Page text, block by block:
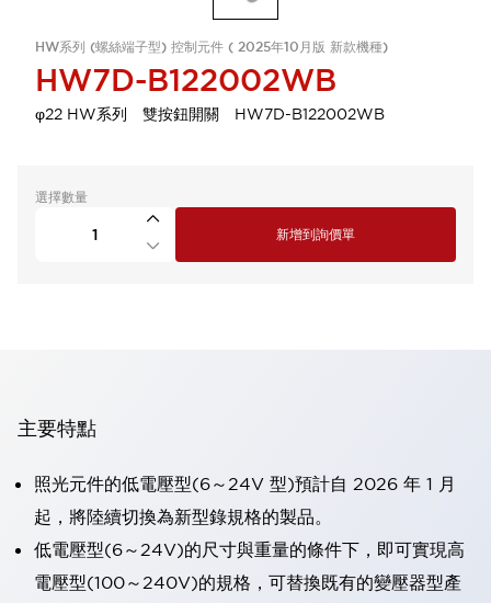
HW系列 (螺絲端子型) 控制元件 ( 2025年10月版 新款機種)
HW7D-B122002WB
φ22 HW系列 雙按鈕開關 HW7D-B122002WB
選擇數量
新增到詢價單
主要特點
照光元件的低電壓型(6～24V 型)預計自 2026 年 1 月
起，將陸續切換為新型錄規格的製品。
低電壓型(6～24V)的尺寸與重量的條件下，即可實現高
電壓型(100～240V)的規格，可替換既有的變壓器型產